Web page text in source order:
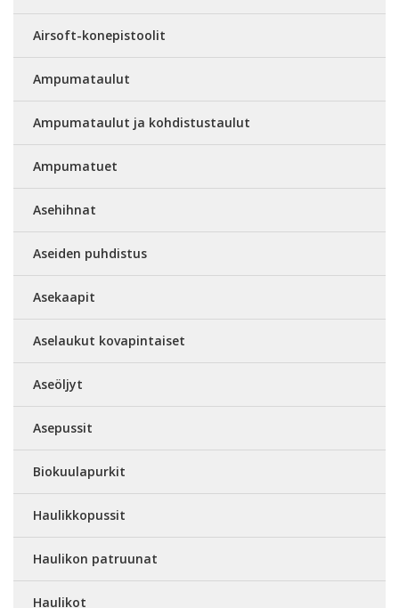
Airsoft-konepistoolit
Ampumataulut
Ampumataulut ja kohdistustaulut
Ampumatuet
Asehihnat
Aseiden puhdistus
Asekaapit
Aselaukut kovapintaiset
Aseöljyt
Asepussit
Biokuulapurkit
Haulikkopussit
Haulikon patruunat
Haulikot